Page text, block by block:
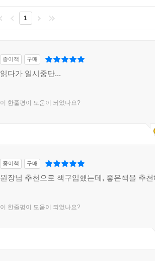
1
종이책 구매
읽다가 일시중단...
이 한줄평이 도움이 되었나요?
종이책 구매
원장님 추천으로 책구입했는데, 좋은책을 추
이 한줄평이 도움이 되었나요?